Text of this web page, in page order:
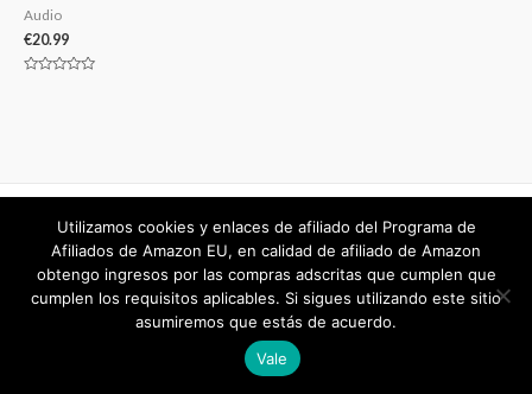
Audio
€20.99
Copyright © 2026mejorvalorado.com
Powered bymejorvalorado.com
Utilizamos cookies y enlaces de afiliado del Programa de
Afiliados de Amazon EU, en calidad de afiliado de Amazon
obtengo ingresos por las compras adscritas que cumplen que
cumplen los requisitos aplicables. Si sigues utilizando este sitio
asumiremos que estás de acuerdo.
Vale